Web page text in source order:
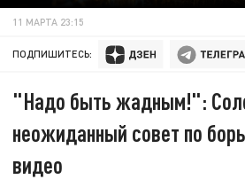
11 МАРТА 23:15
ПОДПИШИТЕСЬ:
"Надо быть жадным!":
неожиданный совет по
видео